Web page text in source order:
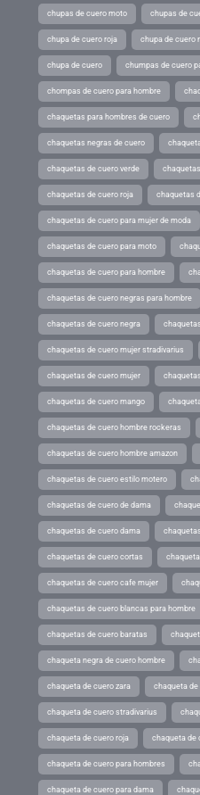
chupas de cuero moto chupas de
chupa de cuero roja chupa de cuero
chupa de cuero chumpas de cuero
chompas de cuero para hombre
chaquetas para hombres de cuero
chaquetas negras de cuero
chaquetas de cuero verde
chaquetas de cuero roja chaquetas
chaquetas de cuero para mujer de moda
chaquetas de cuero para moto
chaquetas de cuero para hombre
chaquetas de cuero negras para hombre
chaquetas de cuero negra
chaquetas de cuero mujer stradivarius
chaquetas de cuero mujer
chaquetas de cuero mango
chaquetas de cuero hombre rockeras
chaquetas de cuero hombre amazon
chaquetas de cuero estilo motero
chaquetas de cuero de dama
chaquetas de cuero dama
chaquetas de cuero cortas
chaquetas de cuero cafe mujer
chaquetas de cuero blancas para hombre
chaquetas de cuero baratas
chaqueta negra de cuero hombre
chaqueta de cuero zara chaqueta de
chaqueta de cuero stradivarius
chaqueta de cuero roja chaqueta de
chaqueta de cuero para hombres
chaqueta de cuero para dama